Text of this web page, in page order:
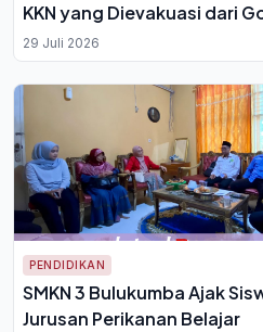
KKN yang Dievakuasi dari
Kalibbong Pangkep
29 Juli 2026
PENDIDIKAN
SMKN 3 Bulukumba Ajak
Jurusan Perikanan Belajar